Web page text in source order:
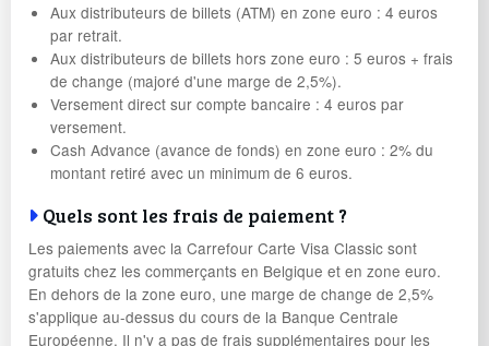
Aux distributeurs de billets (ATM) en zone euro : 4 euros
par retrait.
Aux distributeurs de billets hors zone euro : 5 euros + frais
de change (majoré d'une marge de 2,5%).
Versement direct sur compte bancaire : 4 euros par
versement.
Cash Advance (avance de fonds) en zone euro : 2% du
montant retiré avec un minimum de 6 euros.
Quels sont les frais de paiement ?
Les paiements avec la Carrefour Carte Visa Classic sont
gratuits chez les commerçants en Belgique et en zone euro.
En dehors de la zone euro, une marge de change de 2,5%
s'applique au-dessus du cours de la Banque Centrale
Européenne. Il n'y a pas de frais supplémentaires pour les